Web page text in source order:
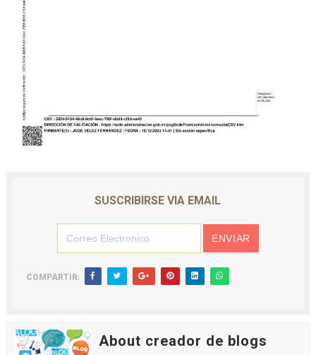
SUSCRIBIRSE VIA EMAIL
COMPARTIR:
About creador de blogs